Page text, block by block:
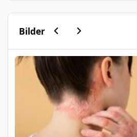
BilderVorherige Karussell-
Nächste
Psoriasis am Haaransatz und an